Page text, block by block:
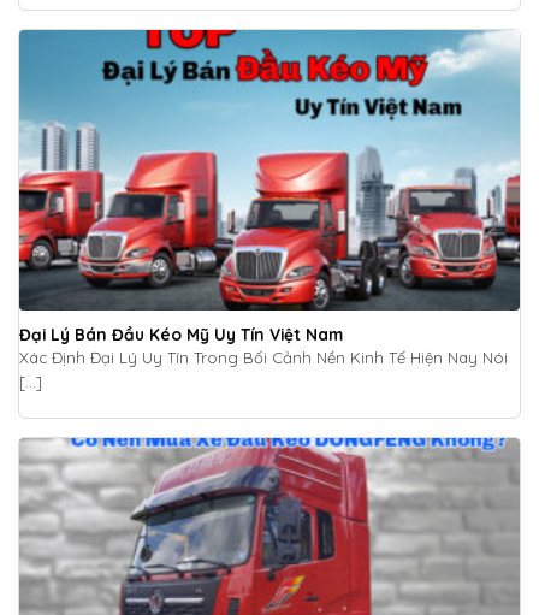
Đại Lý Bán Đầu Kéo Mỹ Uy Tín Việt Nam
Xác Định Đại Lý Uy Tín Trong Bối Cảnh Nền Kinh Tế Hiện Nay Nói
[...]